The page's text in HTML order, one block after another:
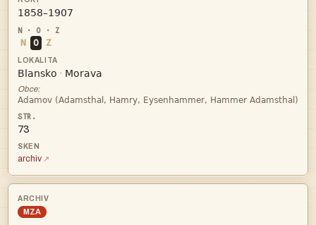

N O Z
 · 
Obce:

73
archiv
MZA